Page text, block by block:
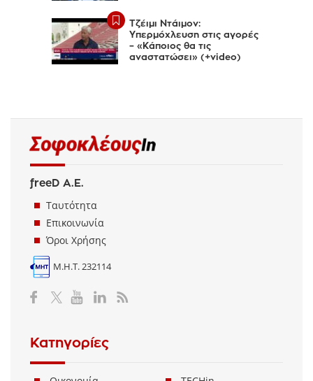
Τζέιμι Ντάιμον:
Υπερμόχλευση στις αγορές
– «Κάποιος θα τις
αναστατώσει» (+video)
freeD Α.Ε.
Ταυτότητα
Επικοινωνία
Όροι Χρήσης
Μ.Η.Τ. 232114
Κατηγορίες